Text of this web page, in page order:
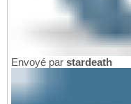
Envoyé par stardeath